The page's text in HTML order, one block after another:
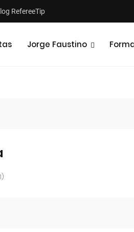
RefereeTip
Jorge Faustino